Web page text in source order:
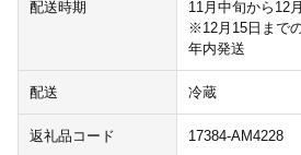
配送時期
11月中旬から12
※12月15日まで
年内発送
配送 冷蔵
返礼品コード 17384-AM4228